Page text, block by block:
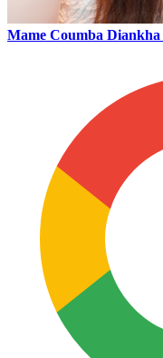
Mame Coumba Diankha